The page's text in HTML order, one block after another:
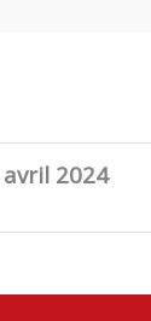
2024